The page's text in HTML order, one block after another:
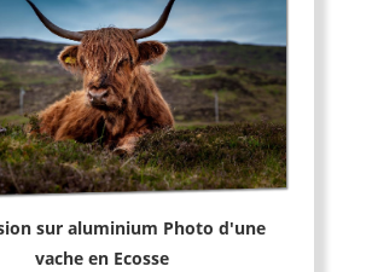
sur aluminium Photo d'une
vache en Ecosse